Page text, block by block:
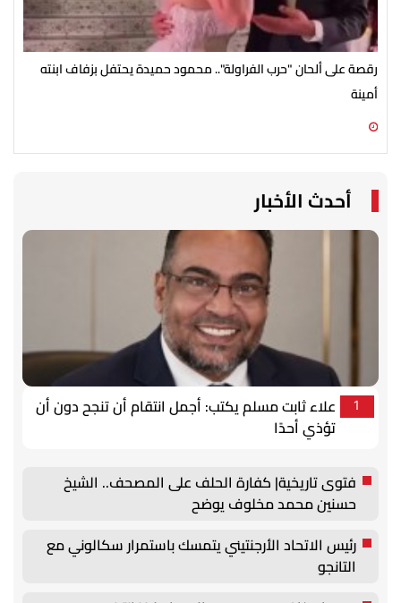
رقصة على ألحان "حرب الفراولة".. محمود حميدة يحتفل بزفاف ابنته
أمينة
أحدث الأخبار
1
علاء ثابت مسلم يكتب: أجمل انتقام أن تنجح دون أن
تؤذي أحدًا
فتوى تاريخية| كفارة الحلف على المصحف.. الشيخ
حسنين محمد مخلوف يوضح
رئيس الاتحاد الأرجنتيني يتمسك باستمرار سكالوني مع
التانجو